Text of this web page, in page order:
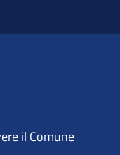
il Comune